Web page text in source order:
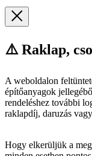
⚠️ Raklap,
A weboldalon
építőanyagok
rendeléshez további
raklapdíj, daruzás
Hogy elkerüljük a